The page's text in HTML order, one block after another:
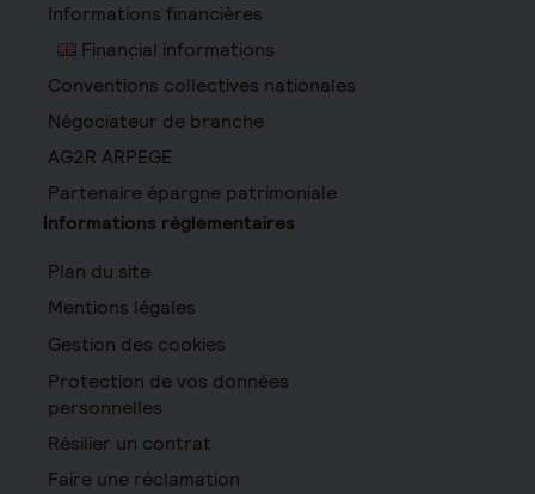
Informations financières
Financial informations
Conventions collectives nationales
Négociateur de branche
AG2R ARPEGE
Partenaire épargne patrimoniale
Informations réglementaires
Plan du site
Mentions légales
Gestion des cookies
Protection de vos données
personnelles
Résilier un contrat
Faire une réclamation